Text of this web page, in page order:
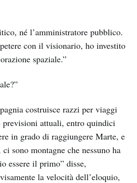
né l’amministratore pubblico.
con il visionario, ho investito
spaziale.”
costruisce razzi per viaggi
previsioni attuali, entro quindici
in grado di raggiungere Marte, e
sono montagne che nessuno ha
essere il primo” disse,
la velocità dell’eloquio,